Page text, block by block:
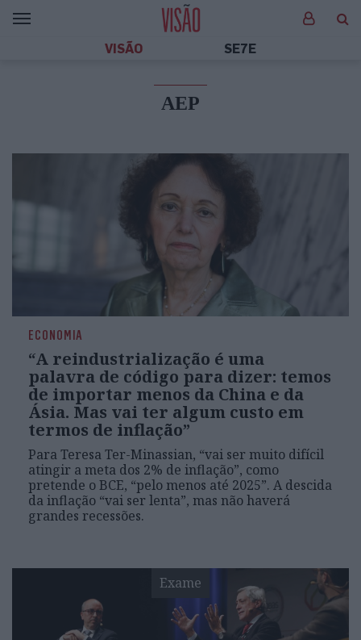
VISÃO SE7E
AEP
ECONOMIA
“A reindustrialização é uma
palavra de código para dizer: temos
de importar menos da China e da
Ásia. Mas vai ter algum custo em
termos de inflação”
Para Teresa Ter-Minassian, “vai ser muito difícil
atingir a meta dos 2% de inflação”, como
pretende o BCE, “pelo menos até 2025”. A descida
da inflação “vai ser lenta”, mas não haverá
grandes recessões.
Exame